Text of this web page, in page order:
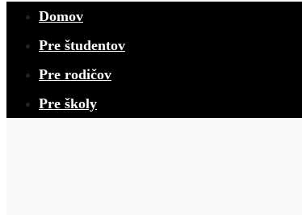
Domov
Pre študentov
Pre rodičov
Pre školy